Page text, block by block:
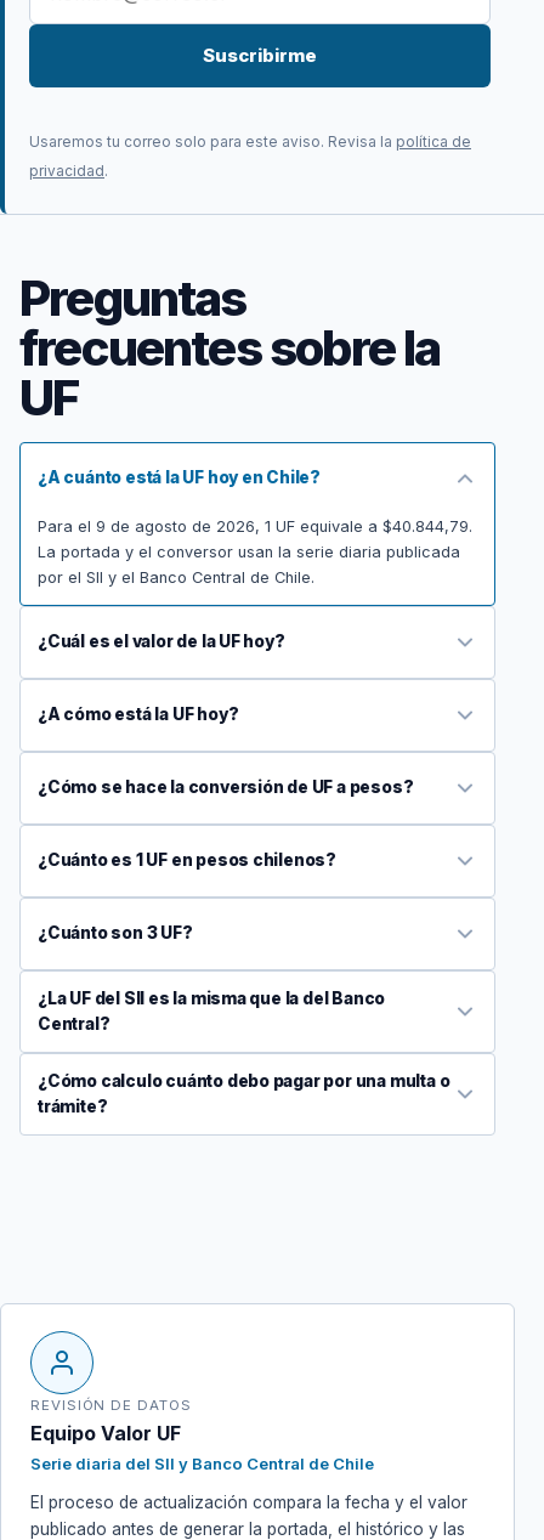
Suscribirme
Usaremos tu correo solo para este aviso. Revisa la política de
privacidad.
Preguntas
frecuentes sobre la
UF
¿A cuánto está la UF hoy en Chile?
Para el 9 de agosto de 2026, 1 UF equivale a $40.844,79.
La portada y el conversor usan la serie diaria publicada
por el SII y el Banco Central de Chile.
¿Cuál es el valor de la UF hoy?
¿A cómo está la UF hoy?
¿Cómo se hace la conversión de UF a pesos?
¿Cuánto es 1 UF en pesos chilenos?
¿Cuánto son 3 UF?
¿La UF del SII es la misma que la del Banco
Central?
¿Cómo calculo cuánto debo pagar por una multa o
trámite?
REVISIÓN DE DATOS
Equipo Valor UF
Serie diaria del SII y Banco Central de Chile
El proceso de actualización compara la fecha y el valor
publicado antes de generar la portada, el histórico y las